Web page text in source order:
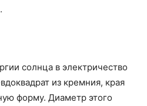
солнца в электричество
из кремния, края
форму. Диаметр этого